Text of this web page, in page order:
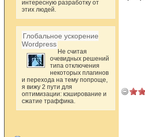
интересную разработку от
этих людей.
Глобальное ускорение
Wordpress
Не считая
очевидных решений
типа отключения
некоторых плагинов
и перехода на тему попроще,
я вижу 2 пути для
оптимизации: кэширование и
сжатие траффика.